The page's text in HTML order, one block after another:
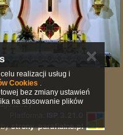
bystrony-parafialne.pl
realizacji usług i
Cookies .
bez zmiany ustawień
na stosowanie plików
✕